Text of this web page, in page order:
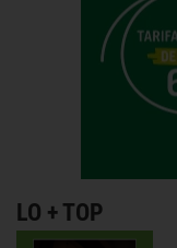
LO + TOP